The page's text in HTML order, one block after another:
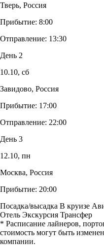
Тверь, Россия
Прибытие: 8:00
Отправление: 13:30
День 2
10.10, сб
Завидово, Россия
Прибытие: 17:00
Отправление: 22:00
День 3
12.10, пн
Москва, Россия
Прибытие: 20:00
Посадка/высадка В круизе
Отель Экскурсия Трансфер
* Расписание лайнеров,
стоимость могут быть
компании.